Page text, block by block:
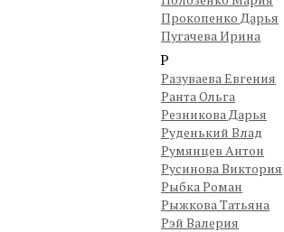
Прокопенко Дарья
Пугачева Ирина
Р
Разуваева Евгения
Ранта Ольга
Резникова Дарья
Руденький Влад
Румянцев Антон
Русинова Виктория
Рыбка Роман
Рыжкова Татьяна
Рэй Валерия